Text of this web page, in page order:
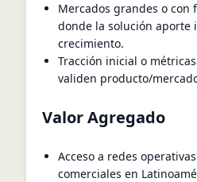
Mercados grandes o con
donde la solución aporte
crecimiento.
Tracción inicial o
validen producto/
Valor Agregado
Acceso a redes
comerciales en